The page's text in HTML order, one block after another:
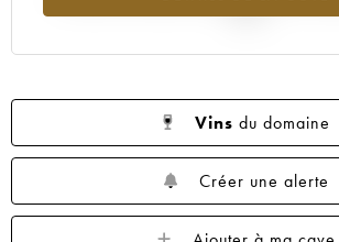
Vins du domaine
Créer une alerte